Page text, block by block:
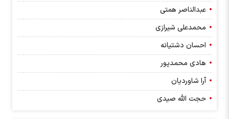
عبدالناصر همتی
محمدعلی شیرازی
احسان دشتیانه
هادی محمدپور
آرا شاوردیان
حجت الله صیدی